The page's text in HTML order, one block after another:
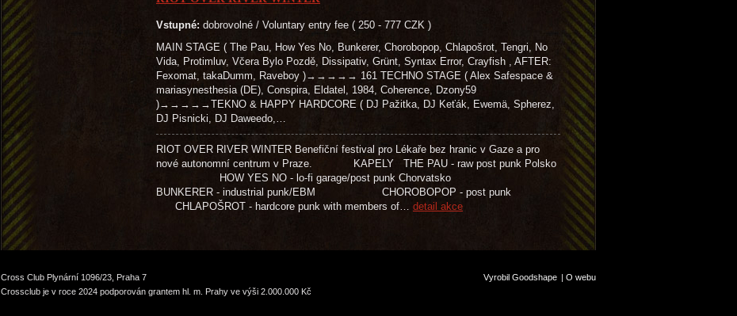
Vstupné: dobrovolné / Voluntary entry fee ( 250 - 777 CZK )
MAIN STAGE ( The Pau, How Yes No, Bunkerer, Chorobopop, Chlapošrot, Tengri, No
Vida, Protimluv, Včera Bylo Pozdě, Dissipativ, Grünt, Syntax Error, Crayfish , AFTER:
Fexomat, takaDumm, Raveboy )→→→→→ 161 TECHNO STAGE ( Alex Safespace &
mariasynesthesia (DE), Conspira, Eldatel, 1984, Coherence, Dzony59
)→→→→→TEKNO & HAPPY HARDCORE ( DJ Pažitka, DJ Keťák, Ewemä, Spherez,
DJ Pisnicki, DJ Daweedo,…
RIOT OVER RIVER WINTER Benefiční festival pro Lékaře bez hranic v Gaze a pro
nové autonomní centrum v Praze. KAPELY THE PAU - raw post punk Polsko
HOW YES NO - lo-fi garage/post punk Chorvatsko
BUNKERER - industrial punk/EBM CHOROBOPOP - post punk
CHLAPOŠROT - hardcore punk with members of… detail akce
Cross Club Plynární 1096/23, Praha 7 Vyrobil Goodshape | O webu
Crossclub je v roce 2024 podporován grantem hl. m. Prahy ve výši 2.000.000 Kč